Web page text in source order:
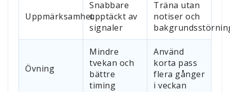
Uppmärksamhet
Snabbare
upptäckt av
signaler
Träna utan
notiser och
Övning
Mindre
tvekan och
bättre
timing
Använd
korta pass
flera gånger
i veckan